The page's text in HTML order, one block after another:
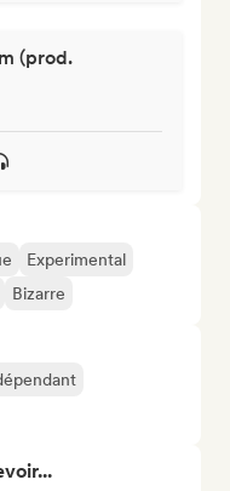
(prod.
Experimental
Bizarre